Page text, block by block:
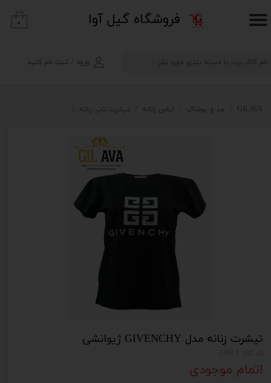
​فروشگاه گیل آوا
ورود ثبت نام کنید
حساب کاربری من
خروج از حساب کاربری
۰
GILAVA مد و پوشاک لباس زنانه تیشرت/تاپ زنانه
تیشرت زنانه مدل GIVENCHY ژیوانشی
اتمام موجودی